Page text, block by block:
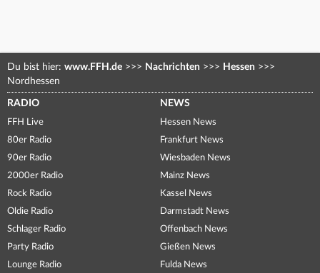
Du bist hier: www.FFH.de >>> Nachrichten >>> Hessen >>>
Nordhessen
RADIO
FFH Live
80er Radio
90er Radio
2000er Radio
Rock Radio
Oldie Radio
Schlager Radio
Party Radio
Lounge Radio
NEWS
Hessen News
Frankfurt News
Wiesbaden News
Mainz News
Kassel News
Darmstadt News
Offenbach News
Gießen News
Fulda News